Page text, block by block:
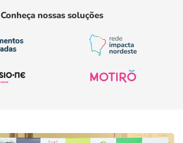
Conheça nossas soluções